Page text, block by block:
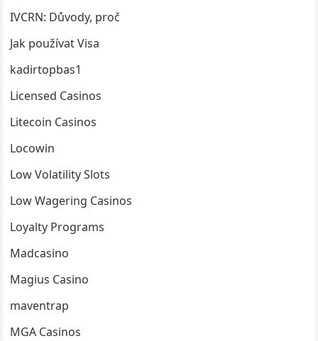
IVCRN: Důvody, proč
Jak používat Visa
kadirtopbas1
Licensed Casinos
Litecoin Casinos
Locowin
Low Volatility Slots
Low Wagering Casinos
Loyalty Programs
Madcasino
Magius Casino
maventrap
MGA Casinos